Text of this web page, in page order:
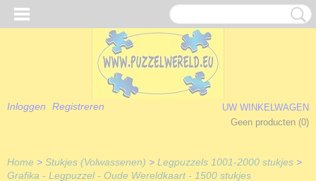
Inloggen Registreren
UW WINKELWAGEN
Geen producten (0)
Home > Stukjes (Volwassenen) > Legpuzzels 1001-2000 stukjes >
Grafika - Legpuzzel - Oude Wereldkaart - 1500 stukjes